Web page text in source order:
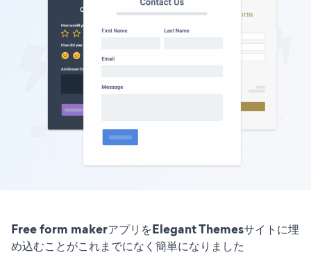
Free form makerアプリをElegant Themesサイトに埋
め込むことがこれまでになく簡単になりました